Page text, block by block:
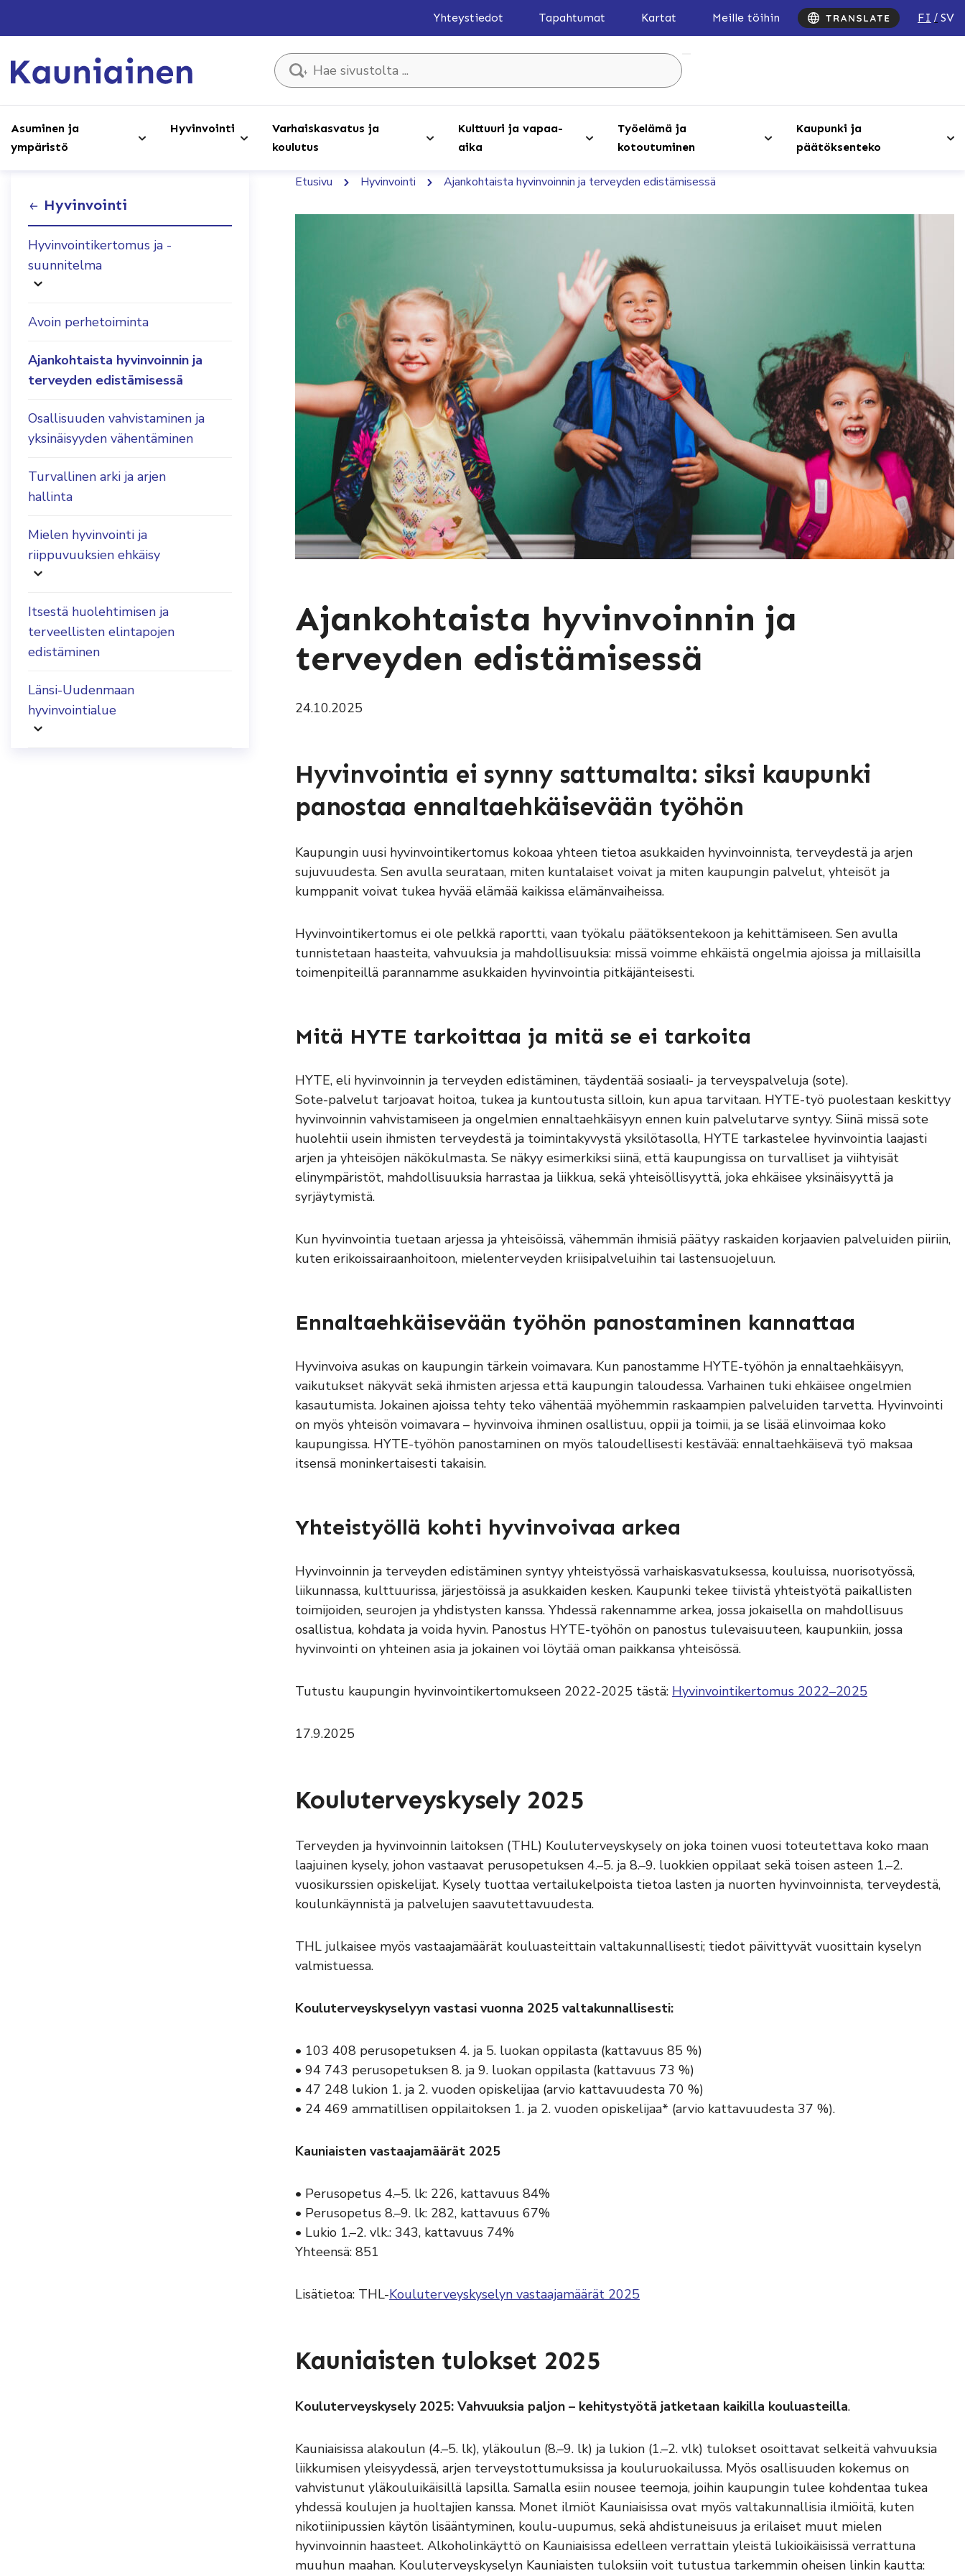
Yhteystiedot Tapahtumat Kartat Meille töihin FI SV
Hae sivustolta ...
Asuminen ja
ympäristö
Hyvinvointi
Varhaiskasvatus ja
koulutus
Kulttuuri ja vapaa-
aika
Työelämä ja
kotoutuminen
Kaupunki ja
päätöksenteko
Hyvinvointi
Hyvinvointikertomus ja -
suunnitelma
Avoin perhetoiminta
Ajankohtaista hyvinvoinnin ja
terveyden edistämisessä
Osallisuuden vahvistaminen ja
yksinäisyyden vähentäminen
Turvallinen arki ja arjen
hallinta
Mielen hyvinvointi ja
riippuvuuksien ehkäisy
Itsestä huolehtimisen ja
terveellisten elintapojen
edistäminen
Länsi-Uudenmaan
hyvinvointialue
Etusivu Hyvinvointi Ajankohtaista hyvinvoinnin ja terveyden edistämisessä
Ajankohtaista hyvinvoinnin ja
terveyden edistämisessä
24.10.2025
Hyvinvointia ei synny sattumalta: siksi kaupunki
panostaa ennaltaehkäisevään työhön
Kaupungin uusi hyvinvointikertomus kokoaa yhteen tietoa asukkaiden hyvinvoinnista, terveydestä ja arjen
sujuvuudesta. Sen avulla seurataan, miten kuntalaiset voivat ja miten kaupungin palvelut, yhteisöt ja
kumppanit voivat tukea hyvää elämää kaikissa elämänvaiheissa.
Hyvinvointikertomus ei ole pelkkä raportti, vaan työkalu päätöksentekoon ja kehittämiseen. Sen avulla
tunnistetaan haasteita, vahvuuksia ja mahdollisuuksia: missä voimme ehkäistä ongelmia ajoissa ja millaisilla
toimenpiteillä parannamme asukkaiden hyvinvointia pitkäjänteisesti.
Mitä HYTE tarkoittaa ja mitä se ei tarkoita
HYTE, eli hyvinvoinnin ja terveyden edistäminen, täydentää sosiaali- ja terveyspalveluja (sote).
Sote-palvelut tarjoavat hoitoa, tukea ja kuntoutusta silloin, kun apua tarvitaan. HYTE-työ puolestaan keskittyy
hyvinvoinnin vahvistamiseen ja ongelmien ennaltaehkäisyyn ennen kuin palvelutarve syntyy. Siinä missä sote
huolehtii usein ihmisten terveydestä ja toimintakyvystä yksilötasolla, HYTE tarkastelee hyvinvointia laajasti
arjen ja yhteisöjen näkökulmasta. Se näkyy esimerkiksi siinä, että kaupungissa on turvalliset ja viihtyisät
elinympäristöt, mahdollisuuksia harrastaa ja liikkua, sekä yhteisöllisyyttä, joka ehkäisee yksinäisyyttä ja
syrjäytymistä.
Kun hyvinvointia tuetaan arjessa ja yhteisöissä, vähemmän ihmisiä päätyy raskaiden korjaavien palveluiden piiriin,
kuten erikoissairaanhoitoon, mielenterveyden kriisipalveluihin tai lastensuojeluun.
Ennaltaehkäisevään työhön panostaminen kannattaa
Hyvinvoiva asukas on kaupungin tärkein voimavara. Kun panostamme HYTE-työhön ja ennaltaehkäisyyn,
vaikutukset näkyvät sekä ihmisten arjessa että kaupungin taloudessa. Varhainen tuki ehkäisee ongelmien
kasautumista. Jokainen ajoissa tehty teko vähentää myöhemmin raskaampien palveluiden tarvetta. Hyvinvointi
on myös yhteisön voimavara – hyvinvoiva ihminen osallistuu, oppii ja toimii, ja se lisää elinvoimaa koko
kaupungissa. HYTE-työhön panostaminen on myös taloudellisesti kestävää: ennaltaehkäisevä työ maksaa
itsensä moninkertaisesti takaisin.
Yhteistyöllä kohti hyvinvoivaa arkea
Hyvinvoinnin ja terveyden edistäminen syntyy yhteistyössä varhaiskasvatuksessa, kouluissa, nuorisotyössä,
liikunnassa, kulttuurissa, järjestöissä ja asukkaiden kesken. Kaupunki tekee tiivistä yhteistyötä paikallisten
toimijoiden, seurojen ja yhdistysten kanssa. Yhdessä rakennamme arkea, jossa jokaisella on mahdollisuus
osallistua, kohdata ja voida hyvin. Panostus HYTE-työhön on panostus tulevaisuuteen, kaupunkiin, jossa
hyvinvointi on yhteinen asia ja jokainen voi löytää oman paikkansa yhteisössä.
Tutustu kaupungin hyvinvointikertomukseen 2022-2025 tästä: Hyvinvointikertomus 2022–2025
17.9.2025
Kouluterveyskysely 2025
Terveyden ja hyvinvoinnin laitoksen (THL) Kouluterveyskysely on joka toinen vuosi toteutettava koko maan
laajuinen kysely, johon vastaavat perusopetuksen 4.–5. ja 8.–9. luokkien oppilaat sekä toisen asteen 1.–2.
vuosikurssien opiskelijat. Kysely tuottaa vertailukelpoista tietoa lasten ja nuorten hyvinvoinnista, terveydestä,
koulunkäynnistä ja palvelujen saavutettavuudesta.
THL julkaisee myös vastaajamäärät kouluasteittain valtakunnallisesti; tiedot päivittyvät vuosittain kyselyn
valmistuessa.
Kouluterveyskyselyyn vastasi vuonna 2025 valtakunnallisesti:
• 103 408 perusopetuksen 4. ja 5. luokan oppilasta (kattavuus 85 %)
• 94 743 perusopetuksen 8. ja 9. luokan oppilasta (kattavuus 73 %)
• 47 248 lukion 1. ja 2. vuoden opiskelijaa (arvio kattavuudesta 70 %)
• 24 469 ammatillisen oppilaitoksen 1. ja 2. vuoden opiskelijaa* (arvio kattavuudesta 37 %).
Kauniaisten vastaajamäärät 2025
• Perusopetus 4.–5. lk: 226, kattavuus 84%
• Perusopetus 8.–9. lk: 282, kattavuus 67%
• Lukio 1.–2. vlk.: 343, kattavuus 74%
Yhteensä: 851
Lisätietoa: THL-Kouluterveyskyselyn vastaajamäärät 2025
Kauniaisten tulokset 2025
Kouluterveyskysely 2025: Vahvuuksia paljon – kehitystyötä jatketaan kaikilla kouluasteilla.
Kauniaisissa alakoulun (4.–5. lk), yläkoulun (8.–9. lk) ja lukion (1.–2. vlk) tulokset osoittavat selkeitä vahvuuksia
liikkumisen yleisyydessä, arjen terveystottumuksissa ja kouluruokailussa. Myös osallisuuden kokemus on
vahvistunut yläkouluikäisillä lapsilla. Samalla esiin nousee teemoja, joihin kaupungin tulee kohdentaa tukea
yhdessä koulujen ja huoltajien kanssa. Monet ilmiöt Kauniaisissa ovat myös valtakunnallisia ilmiöitä, kuten
nikotiinipussien käytön lisääntyminen, koulu-uupumus, sekä ahdistuneisuus ja erilaiset muut mielen
hyvinvoinnin haasteet. Alkoholinkäyttö on Kauniaisissa edelleen verrattain yleistä lukioikäisissä verrattuna
muuhun maahan. Kouluterveyskyselyn Kauniaisten tuloksiin voit tutustua tarkemmin oheisen linkin kautta: